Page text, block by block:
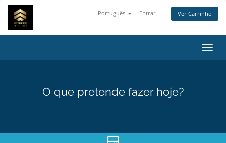
Português Entrar Ver Carrinho
O que pretende fazer hoje?